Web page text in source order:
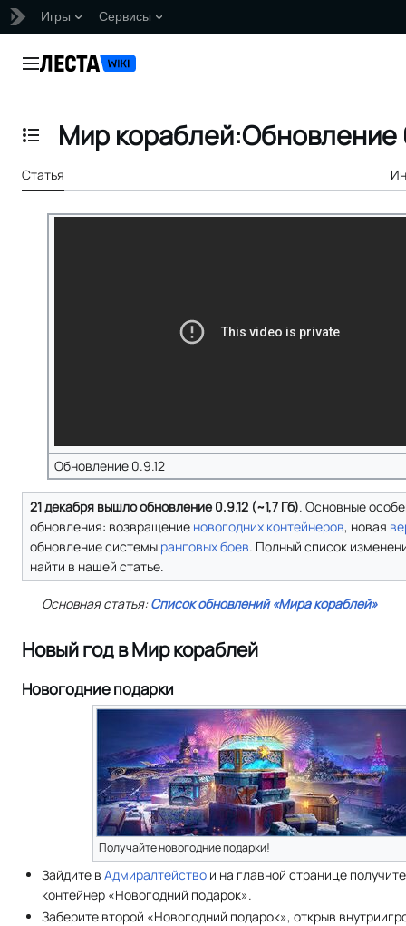
Игры Сервисы
Главное меню
Отобразить/Скрыть содержание
Мир кораблей:Обновление
Статья
Обновление 0.9.12
21 декабря вышло обновление 0.9.12 (~1,7 Гб). Основные
обновления: возвращение новогодних контейнеров, новая
обновление системы ранговых боев. Полный список
найти в нашей статье.
Основная статья:Список обновлений «Мира кораблей»
Новый год в Мир кораблей
Новогодние подарки
Получайте новогодние подарки!
Зайдите вАдмиралтейство и на главной странице
контейнер «Новогодний подарок».
Заберите второй «Новогодний подарок», открыв